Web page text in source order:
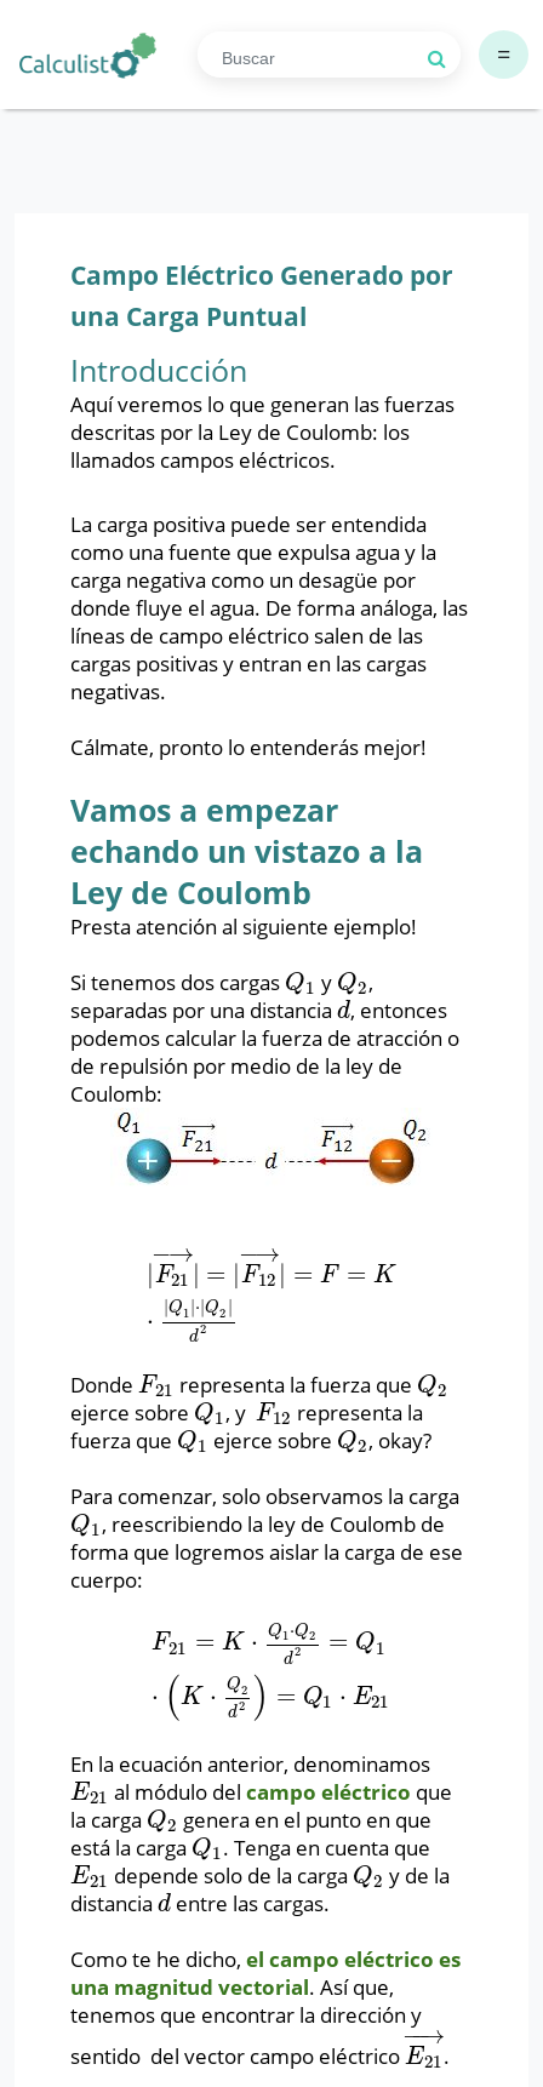
=
Campo Eléctrico Generado por
una Carga Puntual
Introducción
Aquí veremos lo que generan las fuerzas
descritas por la Ley de Coulomb: los
llamados campos eléctricos.
La carga positiva puede ser entendida
como una fuente que expulsa agua y la
carga negativa como un desagüe por
donde fluye el agua. De forma análoga, las
líneas de campo eléctrico salen de las
cargas positivas y entran en las cargas
negativas.
Cálmate, pronto lo entenderás mejor!
Vamos a empezar
echando un vistazo a la
Ley de Coulomb
Presta atención al siguiente ejemplo!
Si tenemos dos cargas Q1
Q1 y Q2
Q2,
separadas por una distancia d
d, entonces
podemos calcular la fuerza de atracción o
de repulsión por medio de la ley de
Coulomb:
|F21
−→
| = |F12
−→
| = F = K
⋅ |Q1 ⋅ |Q2
d2
|F21 →|= |F12 →| =F=K⋅ |Q1
Donde F21
F21 representa la fuerza que Q2
Q2
ejerce sobre Q1
Q1 , yF12
F12 representa la
fuerza que Q1
Q1 ejerce sobre Q2
Q2, okay?
Para comenzar, solo observamos la carga
Q1
Q1 , reescribiendo la ley de Coulomb de
forma que logremos aislar la carga de ese
cuerpo:
F21 = K ⋅ Q1⋅Q2
d2 = Q1
⋅ (K ⋅ Q2
d2 ) = Q1 ⋅ E21
F21 =K⋅ Q1 Q2d2=Q1⋅ K⋅Q
En la ecuación anterior, denominamos
E21
E21 al módulo delcampo eléctrico que
la carga Q2
Q2 genera en el punto en que
está la carga Q1
Q1 . Tenga en cuenta que
E21
E21 depende solo de la carga Q2
Q2 y de la
distancia d
d entre las cargas.
Como te he dicho, el campo eléctrico es
una magnitud vectorial. Así que,
tenemos que encontrar la dirección y
sentido del vector campo eléctrico E21
−→
−
E21 →.